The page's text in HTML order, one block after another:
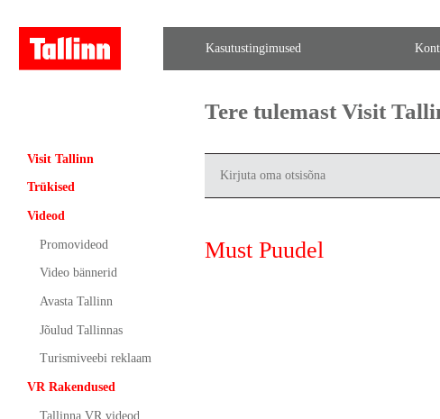
Kasutustingimused
Visit Tallinn
Trükised
Videod
Promovideod
Video bännerid
Avasta Tallinn
Jõulud Tallinnas
Turismiveebi reklaam
VR Rakendused
Tallinna VR videod
Tere tulemast Visit
Must Puudel